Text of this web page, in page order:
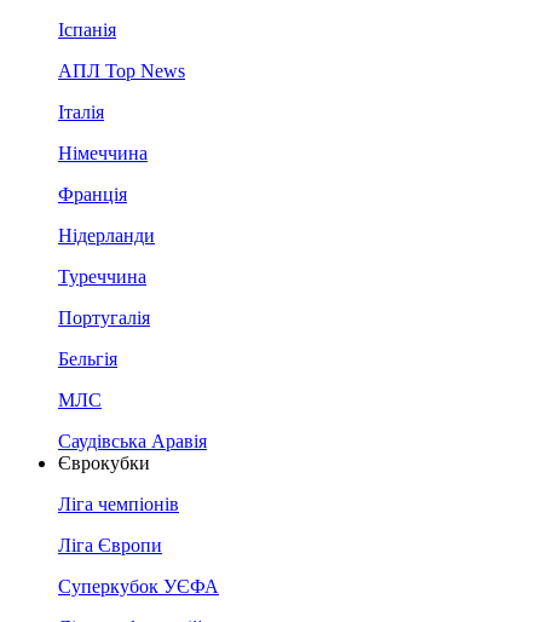
Іспанія
АПЛ Top News
Італія
Німеччина
Франція
Нідерланди
Туреччина
Португалія
Бельгія
МЛС
Саудівська Аравія
Єврокубки
Ліга чемпіонів
Ліга Європи
Суперкубок УЄФА